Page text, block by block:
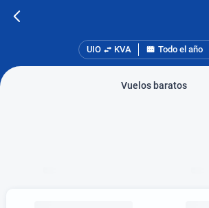
UIO KVA Todo el año
Vuelos baratos